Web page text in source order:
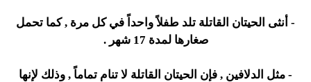
- أنثى الحيتان القاتلة تلد طفلاً واحداً في كل مرة , كما تحمل
صغارها لمدة 17 شهر .
- مثل الدلافين , فإن الحيتان القاتلة لا تنام تماماً , وذلك لإنها